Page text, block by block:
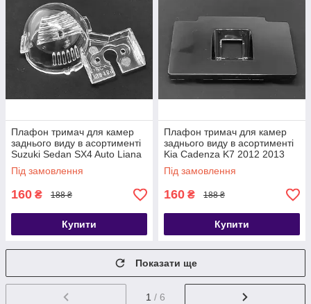
Плафон тримач для камер
заднього виду в асортименті
Suzuki Sedan SX4 Auto Liana
2 3 Wagon
Під замовлення
160 ₴ 188 ₴
Купити
Плафон тримач для камер
заднього виду в асортименті
Kia Cadenza K7 2012 2013
Під замовлення
160 ₴ 188 ₴
Купити
Показати ще
1 / 6